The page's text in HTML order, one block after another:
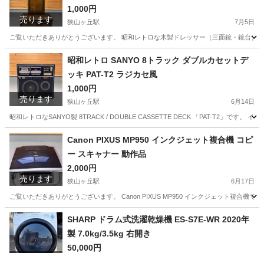
売ります
1,000円
狭山ヶ丘駅 7月5日
ご覧いただきありがとうございます。 昭和レトロな木製ドレッサー（三面鏡・鏡台
埼玉 所沢市 狭山ヶ丘駅 ドレッサー
売ります
昭和レトロ SANYO 8トラック ダブルカセットデ
ッキ PAT-T2 ラジカセ風
1,000円
狭山ヶ丘駅 6月14日
昭和レトロなSANYO製 8TRACK / DOUBLE CASSETTE DECK 「PAT-T2」です。 イ
埼玉 所沢市 レトロ
売ります
Canon PIXUS MP950 インクジェット複合機 コピ
ー スキャナー 動作品
2,000円
狭山ヶ丘駅 6月17日
ご覧いただきありがとうございます。 Canon PIXUS MP950 インクジェット複合機で
埼玉 所沢市 狭山ヶ丘駅 プリンター
SHARP ドラム式洗濯乾燥機 ES-S7E-WR 2020年
製 7.0kg/3.5kg 右開き
50,000円